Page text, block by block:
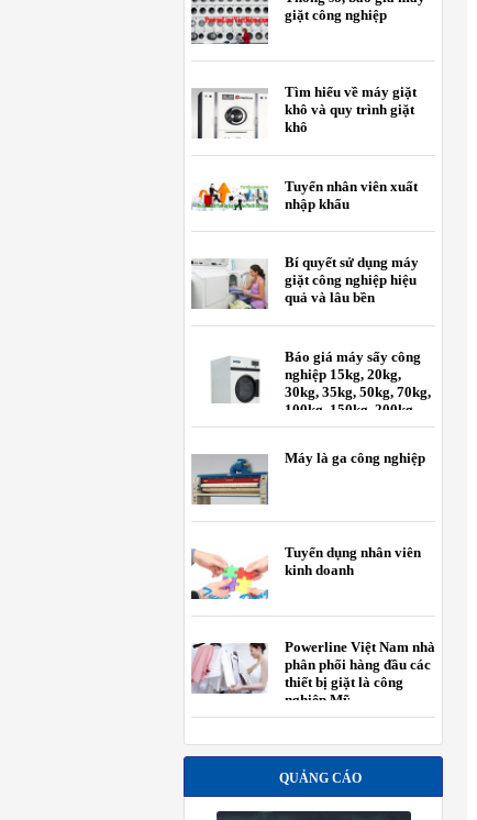
giặt công nghiệp
Tìm hiểu về máy giặt
khô và quy trình giặt
khô
Tuyển nhân viên xuất
nhập khẩu
Bí quyết sử dụng máy
giặt công nghiệp hiệu
quả và lâu bền
Báo giá máy sấy công
nghiệp 15kg, 20kg,
30kg, 35kg, 50kg, 70kg,
100kg, 150kg, 200kg
Máy là ga công nghiệp
Tuyển dụng nhân viên
kinh doanh
Powerline Việt Nam nhà
phân phối hàng đầu các
thiết bị giặt là công
nghiệp Mỹ.
QUẢNG CÁO